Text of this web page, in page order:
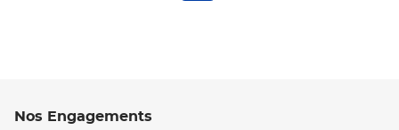
Nos Engagements